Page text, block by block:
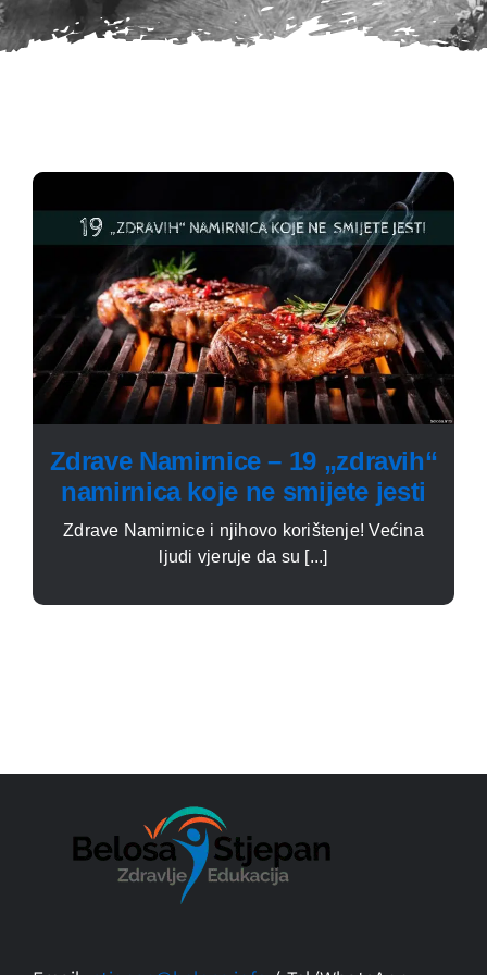
Zdrave Namirnice – 19 „zdravih“
namirnica koje ne smijete jesti
Zdrave Namirnice i njihovo korištenje! Većina
ljudi vjeruje da su [...]